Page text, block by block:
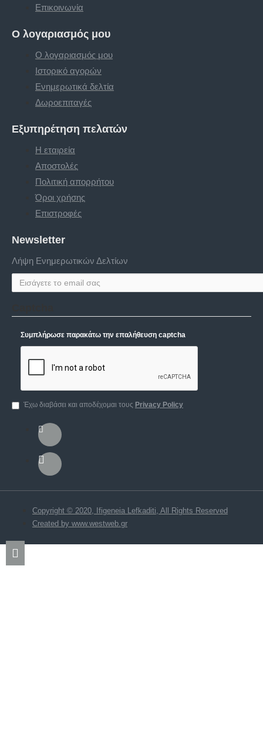
Επικοινωνία
Ο λογαριασμός μου
Ο λογαριασμός μου
Ιστορικό αγορών
Ενημερωτικά δελτία
Δωροεπιταγές
Εξυπηρέτηση πελατών
Η εταιρεία
Αποστολές
Πολιτική απορρήτου
Όροι χρήσης
Επιστροφές
Newsletter
Λήψη Ενημερωτικών Δελτίων
Συμπλήρωσε παρακάτω την επαλήθευση captcha
Έχω διαβάσει και αποδέχομαι τους Privacy Policy
Copyright © 2020, Ifigeneia Lefkaditi, All Rights Reserved
Created by www.westweb.gr